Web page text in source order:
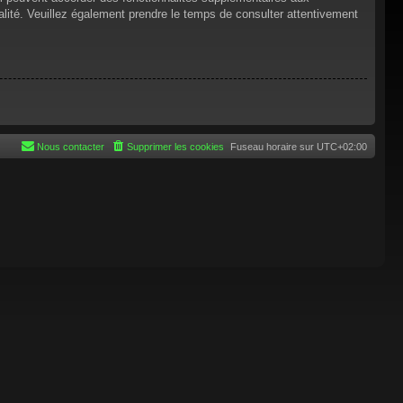
Veuillez également prendre le temps de consulter attentivement
Fuseau horaire sur UTC+02:00
Supprimer les cookies
Nous contacter